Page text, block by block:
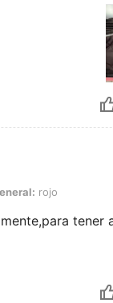
rojo
tener